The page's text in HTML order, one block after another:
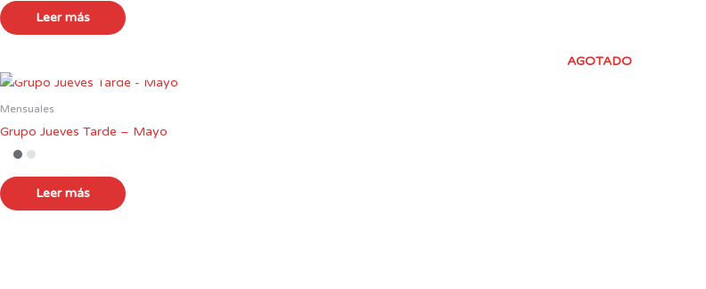
Leer más
AGOTADO
Mensuales
Grupo Jueves Tarde – Mayo
Leer más